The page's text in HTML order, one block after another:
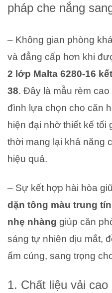
pháp che nắng
– Không gian phòng
và đẳng cấp hơn khi
2 lớp Malta 6280-16
38. Đây là mẫu rèm
đình lựa chọn cho căn
hiện đại nhờ thiết kế tối
thời mang lại khả năng
hiệu quả.
– Sự kết hợp hài hòa
dặn tông màu trung
nhẹ nhàng giúp căn
sáng tự nhiên dịu mắt,
ấm cúng, sang trọng
1. Chất liệu vải